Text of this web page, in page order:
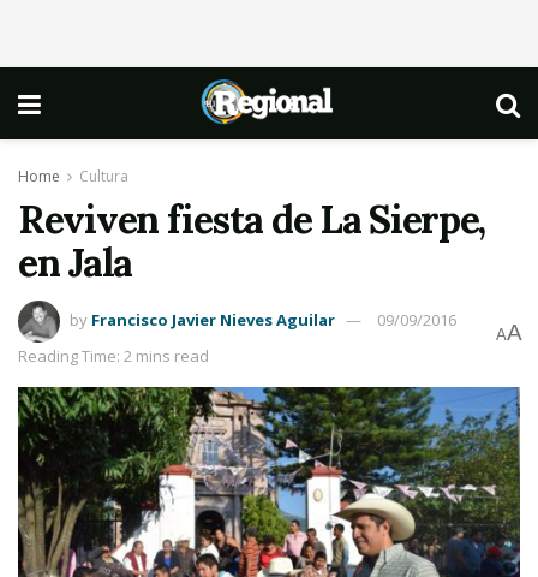
Home Cultura
Reviven fiesta de La Sierpe,
en Jala
by Francisco Javier Nieves Aguilar
09/09/2016
Reading Time: 2 mins read
AA